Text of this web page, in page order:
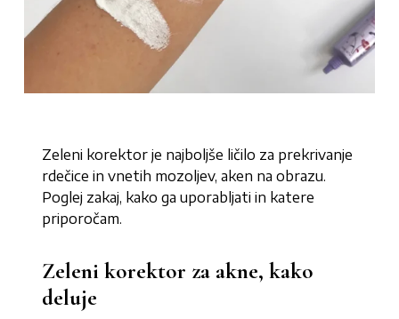
Zeleni korektor je najboljše ličilo za prekrivanje
rdečice in vnetih mozoljev, aken na obrazu.
Poglej zakaj, kako ga uporabljati in katere
priporočam.
Zeleni korektor za akne, kako
deluje